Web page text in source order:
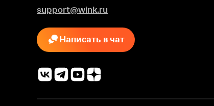
support@wink.ru
Написать в чат